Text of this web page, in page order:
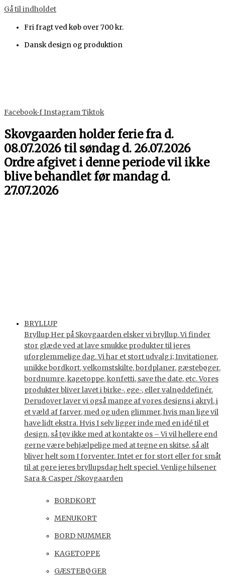
Gå til indholdet
Fri fragt ved køb over 700 kr.
Dansk design og produktion
Facebook-fInstagramTiktok
Skovgaarden holder ferie fra d.
08.07.2026 til søndag d. 26.07.2026
Ordre afgivet i denne periode vil ikke
blive behandlet før mandag d.
27.07.2026
BRYLLUP
Bryllup Her på Skovgaarden elsker vi bryllup. Vi finder
stor glæde ved at lave smukke produkter til jeres
uforglemmelige dag. Vi har et stort udvalg i; Invitationer,
unikke bordkort, velkomstskilte, bordplaner, gæstebøger,
bordnumre, kagetoppe, konfetti, save the date, etc. Vores
produkter bliver lavet i birke-, ege-, eller valnøddefinér.
Derudover laver vi også mange af vores designs i akryl, i
et væld af farver, med og uden glimmer, hvis man lige vil
have lidt ekstra. Hvis I selv ligger inde med en idé til et
design, så tøv ikke med at kontakte os – Vi vil hellere end
gerne være behjælpelige med at tegne en skitse, så alt
bliver helt som I forventer. Intet er for stort eller for småt
til at gøre jeres bryllupsdag helt speciel. Venlige hilsener
Sara & Casper /Skovgaarden
BORDKORT
MENUKORT
BORD NUMMER
KAGETOPPE
GÆSTEBØGER